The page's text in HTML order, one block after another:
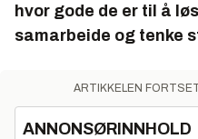
hvor gode de er til å
samarbeide og tenke
ARTIKKELEN
ANNONSØRINNHOLD